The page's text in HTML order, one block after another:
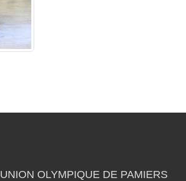
UNION OLYMPIQUE DE PAMIERS